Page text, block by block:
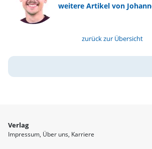
weitere Artikel von
zurück zur Übersicht
Verlag
Impressum Über uns Karriere